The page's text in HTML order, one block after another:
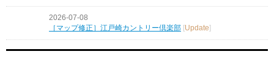
2026-07-08
［マップ修正］江戸崎カントリー倶楽部 Update